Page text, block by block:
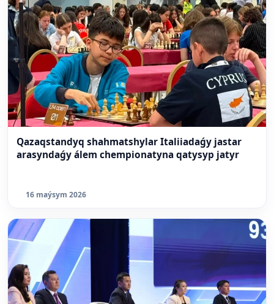
Qazaqstandyq shahmatshylar Italiiadaǵy jastar
arasyndaǵy álem chempionatyna qatysyp jatyr
16 maýsym 2026